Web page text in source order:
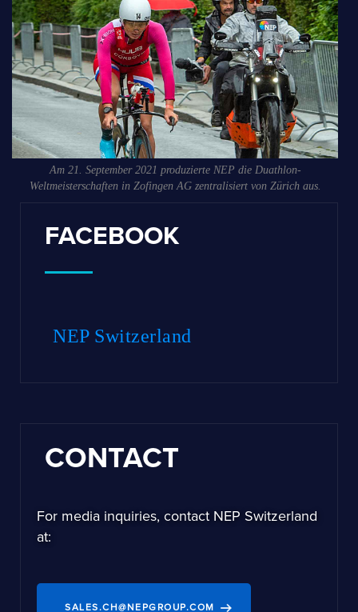
Am 21. September 2021 produzierte NEP die Duathlon-
Weltmeisterschaften in Zofingen AG zentralisiert von Zürich aus.
FACEBOOK
NEP Switzerland
CONTACT
For media inquiries, contact NEP Switzerland
at:
SALES.CH@NEPGROUP.COM